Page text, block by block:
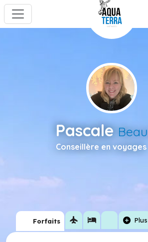
Pascale
Conseillère en voyages
Forfaits flight hotel add_circle Plus